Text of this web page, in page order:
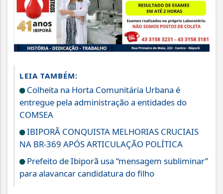
LEIA TAMBÉM:
Colheita na Horta Comunitária Urbana é
entregue pela administração a entidades do
COMSEA
IBIPORÃ CONQUISTA MELHORIAS CRUCIAIS
NA BR-369 APÓS ARTICULAÇÃO POLÍTICA
Prefeito de Ibiporã usa “mensagem subliminar”
para alavancar candidatura do filho